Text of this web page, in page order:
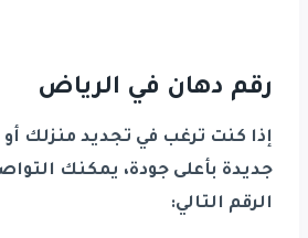
رقم دهان في الرياض
إذا كنت ترغب في تجديد منزلك أو
جديدة بأعلى جودة، يمكنك
الرقم التالي: